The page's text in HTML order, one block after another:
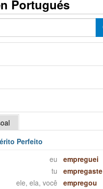
Portugués
Perfeito
eu
empreguei
tu
empregaste
ele, ela, você
empregou